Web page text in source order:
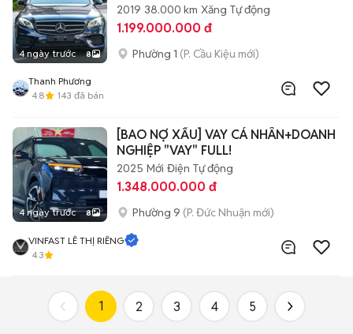
4 ngày trước 8
2019 38.000 km Xăng Tự động
1.199.000.000 đ
Phường 1 (P. Cầu Kiệu mới)
Thanh Phương
4.8
143 đã bán
4 ngày trước 8
[BAO NỢ XẤU] VAY CÁ NHÂN+DOANH
NGHIỆP "VAY" FULL!
2025 Mới Điện Tự động
1.348.000.000 đ
Phường 9 (P. Đức Nhuận mới)
VINFAST LÊ THỊ RIÊNG
4.3
1 2 3 4 5